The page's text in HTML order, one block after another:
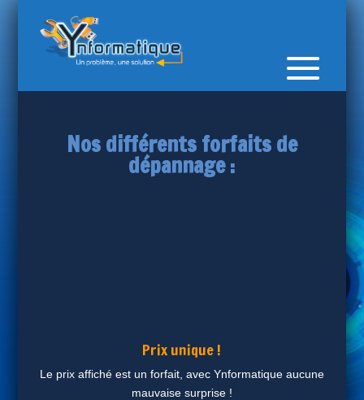
Nos différents forfaits de
dépannage :
Prix unique !
Le prix affiché est un forfait, avec Ynformatique aucune
mauvaise surprise !